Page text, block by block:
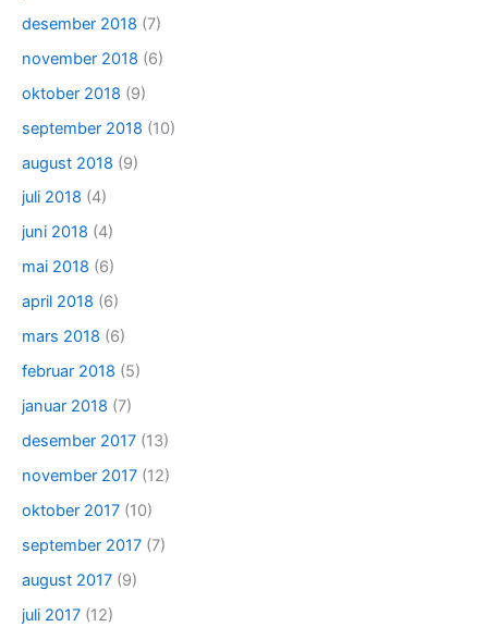
desember 2018 (7)
november 2018 (6)
oktober 2018 (9)
september 2018 (10)
august 2018 (9)
juli 2018 (4)
juni 2018 (4)
mai 2018 (6)
april 2018 (6)
mars 2018 (6)
februar 2018 (5)
januar 2018 (7)
desember 2017 (13)
november 2017 (12)
oktober 2017 (10)
september 2017 (7)
august 2017 (9)
juli 2017 (12)